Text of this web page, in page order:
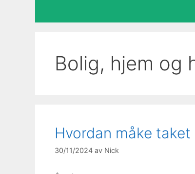
Bolig, hjem og
Hvordan måke taket
30/11/2024 av Nick